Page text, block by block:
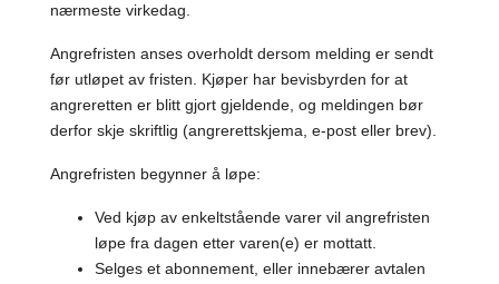
nærmeste virkedag.
Angrefristen anses overholdt dersom melding er sendt
før utløpet av fristen. Kjøper har bevisbyrden for at
angreretten er blitt gjort gjeldende, og meldingen bør
derfor skje skriftlig (angrerettskjema, e-post eller brev).
Angrefristen begynner å løpe:
Ved kjøp av enkeltstående varer vil angrefristen
løpe fra dagen etter varen(e) er mottatt.
Selges et abonnement, eller innebærer avtalen